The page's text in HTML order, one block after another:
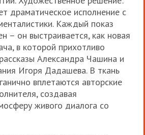
драматическое исполнение с
Каждый показ
– он выстраивается, как новая
в которой прихотливо
Александра Чашина и
Игоря Дадашева. В ткань
вплетаются авторские
создавая
живого диалога со